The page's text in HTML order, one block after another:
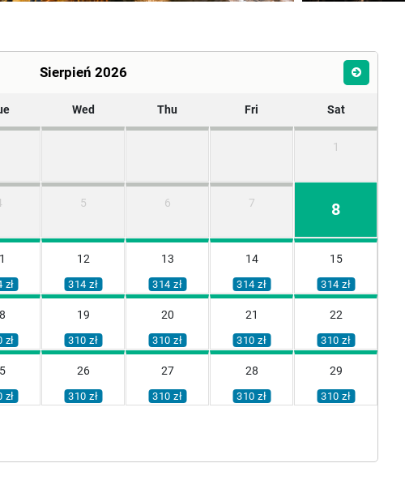
Sierpień 2026
Wed Thu Fri Sat
1
5 6 7 8
zł
12
314 zł
13
314 zł
14
314 zł
15
314 zł
zł
19
310 zł
20
310 zł
21
310 zł
22
310 zł
zł
26
310 zł
27
310 zł
28
310 zł
29
310 zł